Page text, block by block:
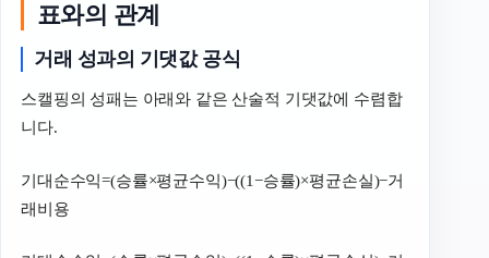
표와의 관계
거래 성과의 기댓값 공식
스캘핑의 성패는 아래와 같은 산술적 기댓값에 수렴합
니다.
기대순수익=(승률×평균수익)−((1−승률)×평균손실)−거
래비용